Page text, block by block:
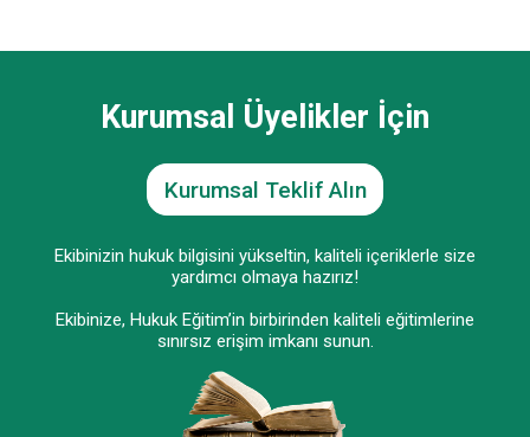
Kurumsal Üyelikler İçin
Kurumsal Teklif Alın
Ekibinizin hukuk bilgisini yükseltin, kaliteli içeriklerle size
yardımcı olmaya hazırız!
Ekibinize, Hukuk Eğitim’in birbirinden kaliteli eğitimlerine
sınırsız erişim imkanı sunun.